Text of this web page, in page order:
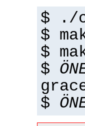
$ ./
$
$
$
$